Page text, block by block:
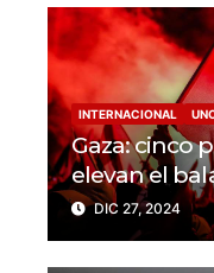
INTERNACIONAL
Gaza: cinco
elevan el
trabajadores
en 2024
DIC 27, 2024